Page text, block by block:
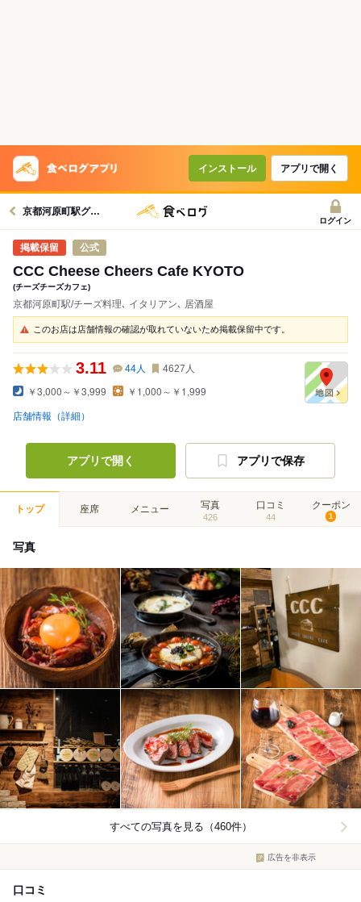
インストール アプリで開く
京都河原町駅グルメへ
ログイン
公式
CCC Cheese Cheers Cafe KYOTO
(チーズチーズカフェ)
京都河原町駅/チーズ料理､ イタリアン､ 居酒屋
このお店は店舗情報の確認が取れていないため掲載保留中です。
3.11 44人 4627 人
￥3,000～￥3,999 ￥1,000～￥1,999
店舗情報（詳細）
アプリで開く アプリで保存
トップ 座席 メニュー 写真
426
口コミ
44
クーポン
1
写真
すべての写真を見る（460件）
広告を非表示
口コミ